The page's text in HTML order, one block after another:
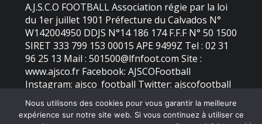
A.J.S.C.O FOOTBALL Association régie par la loi
du 1er juillet 1901 Préfecture du Calvados N°
W142004950 DDJS N°14 186 174 F.F.F N° 50 1500
SIRET 333 799 153 00015 APE 9499Z Tel : 02 31
96 25 13 Mail : 501500@lfnfoot.com Site :
www.ajsco.fr Facebook: AJSCOFootball
Instagram: ajsco_football Twitter: ajscofootball
Nous utilisons des cookies pour vous garantir la meilleure
expérience sur notre site web. Si vous continuez à utiliser ce